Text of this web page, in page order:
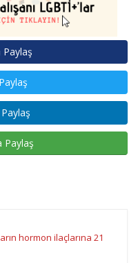
Paylaş
hormon ilaçlarına 21